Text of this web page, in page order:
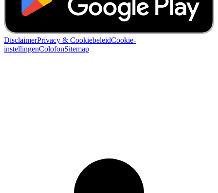
DisclaimerPrivacy & CookiebeleidCookie-
instellingenColofonSitemap